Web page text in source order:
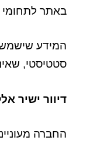
באתר לתחומי
המידע
סטטיסטי,
דיוור ישיר
החברה